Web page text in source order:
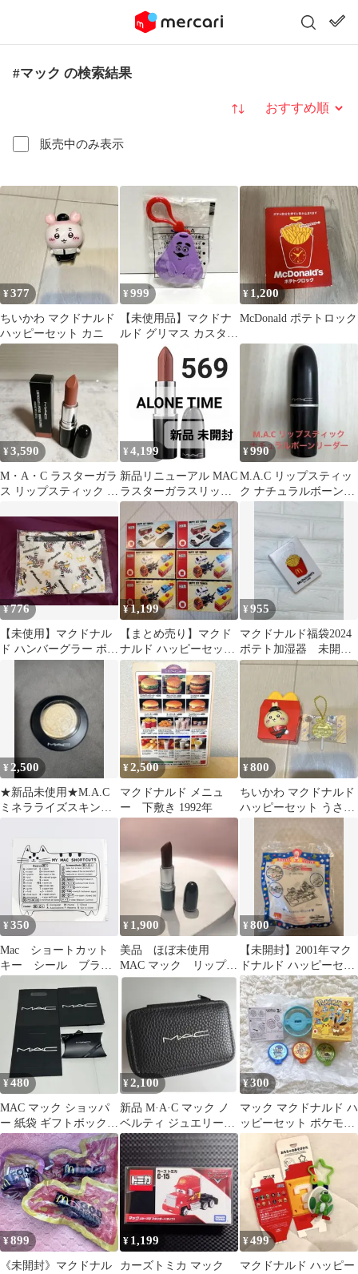
#マック の検索結果
販売中のみ表示
並び替え
¥377
ちいかわ マクドナルド
ハッピーセット カニ
¥999
【未使用品】マクドナ
ルド グリマス カスタネ
ット ストラップ 非売品
入手困難
¥ 1,200
McDonald ポテトロック
¥3,590
M・A・C ラスターガラ
ス リップスティック ハ
¥ 4,199
新品リニューアル MAC
ラスターガラスリップ
スティック 569 アロー
ンタイム
¥990
M.A.C リップスティッ
ク ナチュラルボーンリ
¥776
【未使用】マクドナル
ド ハンバーグラー ポー
¥1,199
【まとめ売り】マクド
ナルド ハッピーセット
2026 トミカ 6個セット
¥955
マクドナルド福袋2024
ポテト加湿器 未開
封 マクド マック
¥ 2,500
★新品未使用★M.A.C
ミネラライズスキンフ
¥2,500
マクドナルド メニュ
ー 下敷き 1992年
¥800
ちいかわ マクドナルド
ハッピーセット うさぎ
¥350
Mac ショートカット
キー シール ブラッ
ク / カラフル / ピンク
から1枚選択式販売
猫 マック PC パソ
コン ラベル cat
¥ 1,900
美品 ほぼ未使用
MAC マック リップス
ティック 即購入OK リ
¥800
【未開封】2001年マク
ドナルド ハッピーセッ
ト ミッキー＆ミニーの
じょうぎ
¥480
MAC マック ショッパ
ー 紙袋 ギフトボックス
セット
¥2,100
新品 M·A·C マック ノ
ベルティ ジュエリーボ
ックス 小物入れ 黒 非
売品
¥300
マック マクドナルド ハ
ッピーセット ポケモン
ローリングリング
¥899
《未開封》マクドナル
¥ 1,199
カーズトミカ マック
¥499
マクドナルド ハッピー